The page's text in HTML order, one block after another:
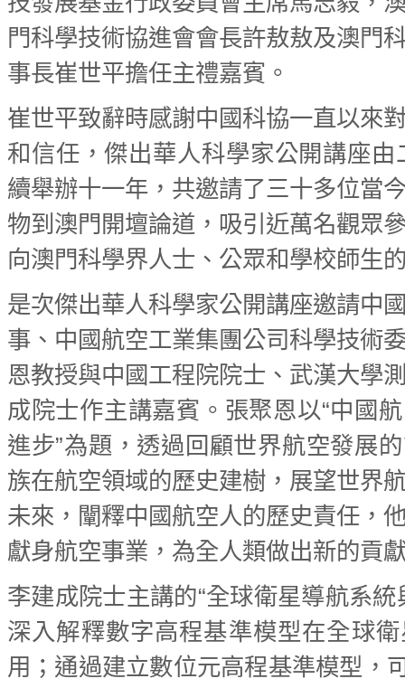
門科學技術協進會會長許敖敖及澳門
事長崔世平擔任主禮嘉賓。
崔世平致辭時感謝中國科協一直以來
和信任，傑出華人科學家公開講座
續舉辦十一年，共邀請了三十多位當
物到澳門開壇論道，吸引近萬名觀眾
向澳門科學界人士、公眾和學校師生
是次傑出華人科學家公開講座邀請中
事、中國航空工業集團公司科學技術
恩教授與中國工程院院士、武漢大學
成院士作主講嘉賓。張聚恩以“中國
進步”為題，透過回顧世界航空發展
族在航空領域的歷史建樹，展望世界
未來，闡釋中國航空人的歷史責任，
獻身航空事業，為全人類做出新的貢
李建成院士主講的“全球衛星導航系統
深入解釋數字高程基準模型在全球
用；通過建立數位元高程基準模型，